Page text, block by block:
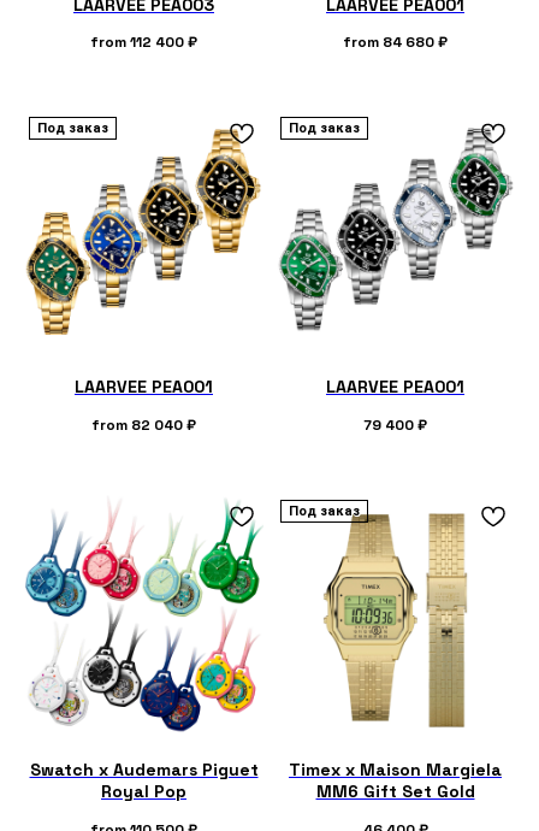
from112 400₽ from 84 680₽
Под заказ
LAARVEE PEA001
from 82 040₽
Под заказ
LAARVEE PEA001
79 400₽
Swatch x Audemars Piguet
Royal Pop
Под заказ
Timex x Maison Margiela
MM6 Gift Set Gold